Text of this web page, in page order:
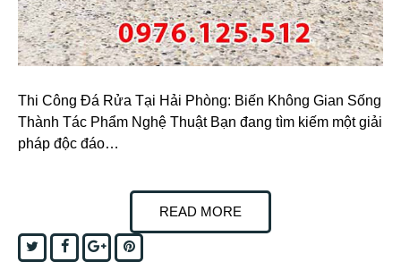
Thi Công Đá Rửa Tại Hải Phòng: Biến Không Gian Sống
Thành Tác Phẩm Nghệ Thuật Bạn đang tìm kiếm một giải
pháp độc đáo…
READ MORE
TwitterFacebookGoogle+Pinterest